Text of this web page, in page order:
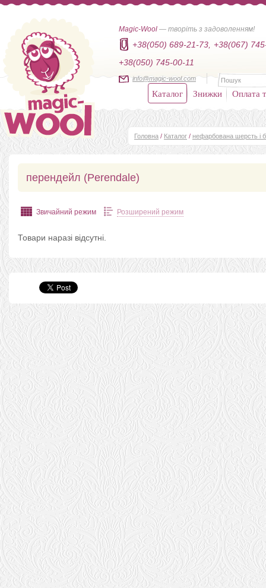
Magic-Wool — творіть з задоволенням!
+38(050) 689-21-73,
+38(067)
+38(050) 745-00-11
info@magic-wool.com
Каталог Знижки Оплата
Головна / Каталог / нефарбована шерсть і
перендейл (Perendale)
Звичайний режим Розширений режим
Товари наразі відсутні.